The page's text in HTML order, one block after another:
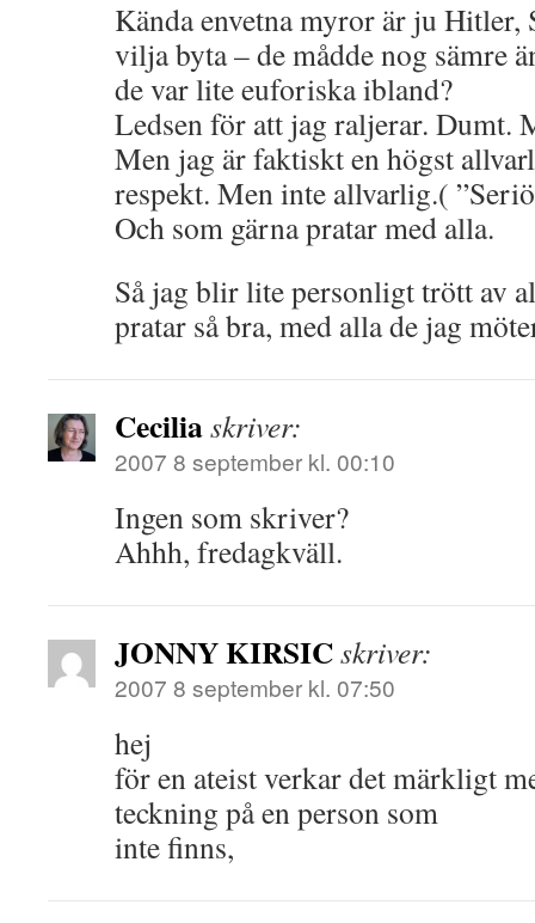
Kända envetna myror är ju
vilja byta – de mådde nog sämre
de var lite euforiska ibland?
Ledsen för att jag raljerar. Dumt.
Men jag är faktiskt en högst
respekt. Men inte allvarlig.(
Och som gärna pratar med alla.
Så jag blir lite personligt trött av
pratar så bra, med alla de jag
Ceciliaskriver:
2007 8 september kl. 00:10
Ingen som skriver?
Ahhh, fredagkväll.
JONNY KIRSICskriver:
2007 8 september kl. 07:50
hej
för en ateist verkar det märkligt
teckning på en person som
inte finns,